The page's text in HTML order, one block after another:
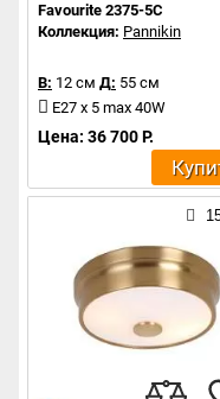
Favourite 2375-5C
Коллекция: Pannikin
В: 12 см Д: 55 см
E27 x 5 max 40W
Цена: 36 700 Р.